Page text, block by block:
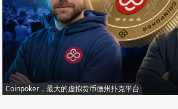
Coinpoker，最大的虚拟货币德州扑克平台